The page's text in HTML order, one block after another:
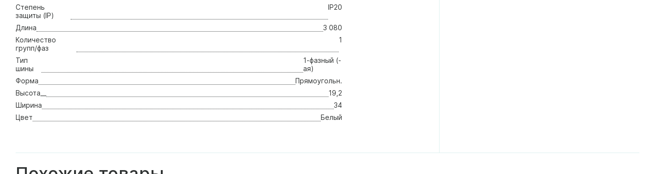
Степень
защиты (IP)
IP20
Длина
3 080
Количество
групп/фаз
1
Тип
шины
1-фазный (-
ая)
Форма
Прямоугольн.
Высота__
19,2
Ширина
34
Цвет
Белый